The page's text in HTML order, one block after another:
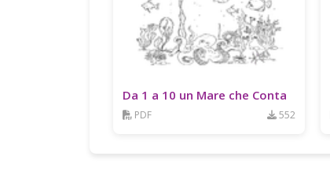
Da 1 a 10 un Mare che Conta
PDF 552